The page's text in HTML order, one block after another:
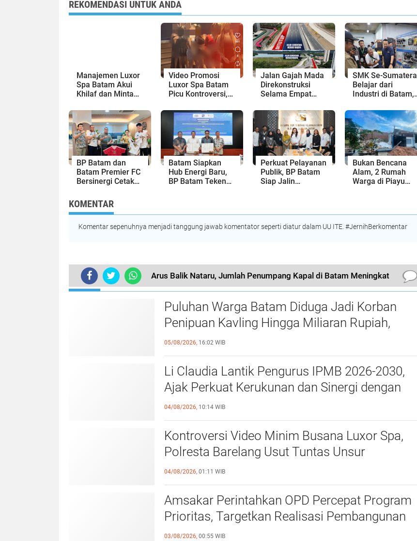
REKOMENDASI UNTUK ANDA
Manajemen Luxor
Spa Batam Akui
Khilaf dan Minta
Langsung Di-
Takedown
Video Promosi
Luxor Spa Batam
Picu Kontroversi,
Sensual
Jalan Gajah Mada
Direkonstruksi
Selama Empat
Rekayasa Lalu
Lintasnya
SMK Se-Sumatera
Belajar dari
Industri di Batam,
Siap Kerja Era
Digital
BP Batam dan
Batam Premier FC
Bersinergi Cetak
Sepak Bola Kepri
Batam Siapkan
Hub Energi Baru,
BP Batam Teken
PLN Batam
Perkuat Pelayanan
Publik, BP Batam
Siap Jalin
Bukan Bencana
Alam, 2 Rumah
Warga di Piayu
KOMENTAR
Komentar sepenuhnya menjadi tanggung jawab komentator seperti diatur dalam UU ITE. #JernihBerkomentar
Arus Balik Nataru, Jumlah Penumpang Kapal di Batam Meningkat
TERKINI
Puluhan Warga Batam Diduga Jadi Korban
Penipuan Kavling Hingga Miliaran Rupiah,
Laporan ke Polda Kepri Jalan di Tempat?
05/08/2026, 16:02 WIB
Li Claudia Lantik Pengurus IPMB 2026-2030,
Ajak Perkuat Kerukunan dan Sinergi dengan
Pemko Batam
04/08/2026, 10:14 WIB
Kontroversi Video Minim Busana Luxor Spa,
Polresta Barelang Usut Tuntas Unsur
Pelanggaran Hukum
04/08/2026, 01:11 WIB
Amsakar Perintahkan OPD Percepat Program
Prioritas, Targetkan Realisasi Pembangunan
Lampaui 50 Persen
03/08/2026, 00:55 WIB